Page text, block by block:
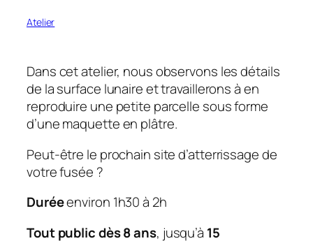
Atelier
Dans cet atelier, nous observons les détails
de la surface lunaire et travaillerons à en
reproduire une petite parcelle sous forme
d’une maquette en plâtre.
Peut-être le prochain site d’atterrissage de
votre fusée ?
Duréeenviron 1h30 à 2h
Tout public dès 8 ans, jusqu’à 15